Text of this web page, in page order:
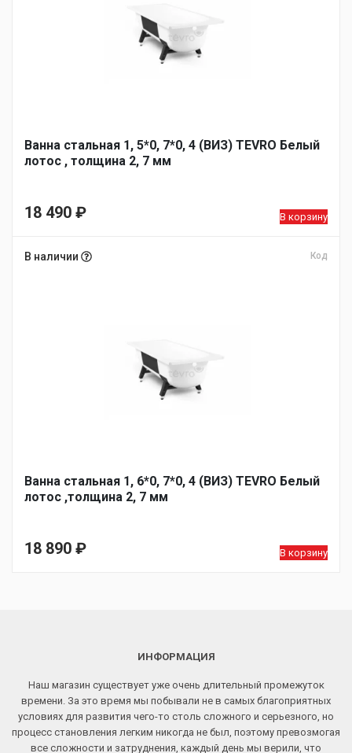
Ванна стальная 1, 5*0, 7*0, 4 (ВИЗ) TEVRO Белый
лотос , толщина 2, 7 мм
18 490 ₽ В корзину
В наличии Код
Ванна стальная 1, 6*0, 7*0, 4 (ВИЗ) TEVRO Белый
лотос ,толщина 2, 7 мм
18 890 ₽ В корзину
ИНФОРМАЦИЯ
Наш магазин существует уже очень длительный промежуток
времени. За это время мы побывали не в самых благоприятных
условиях для развития чего-то столь сложного и серьезного, но
процесс становления легким никогда не был, поэтому превозмогая
все сложности и затруднения, каждый день мы верили, что